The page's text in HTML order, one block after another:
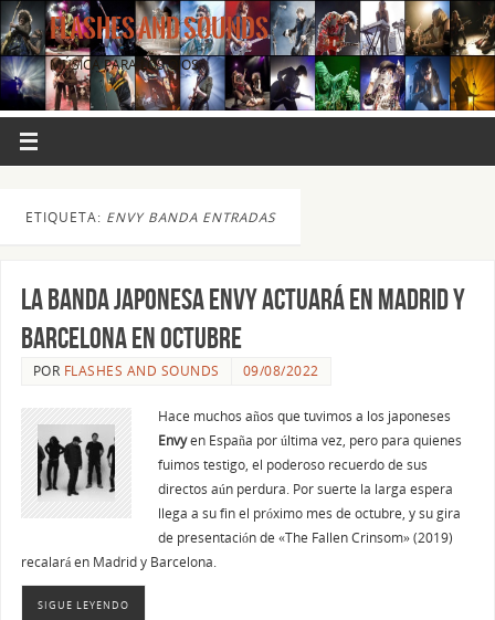
FLASHES AND SOUNDS
MÚSICA PARA LOS OJOS.
ETIQUETA: ENVY BANDA ENTRADAS
La banda japonesa ENVY actuará en Madrid y
Barcelona en octubre
POR FLASHES AND SOUNDS 09/08/2022
Hace muchos años que tuvimos a los japoneses
Envyen España por última vez, pero para quienes
fuimos testigo, el poderoso recuerdo de sus
directos aún perdura. Por suerte la larga espera
llega a su fin el próximo mes de octubre, y su gira
de presentación de «The Fallen Crinsom» (2019)
recalará en Madrid y Barcelona.
SIGUE LEYENDO